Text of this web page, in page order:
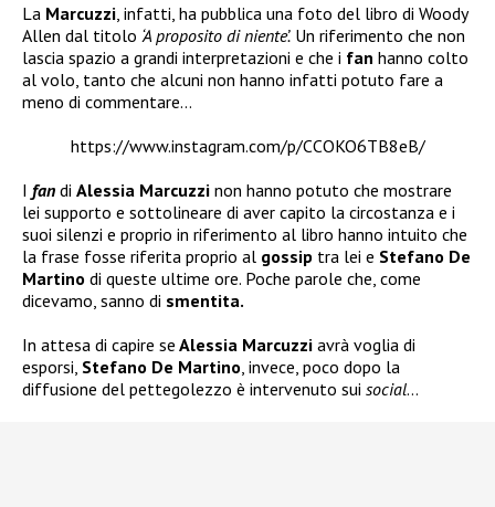
La Marcuzzi , infatti, ha pubblica una foto del libro di Woody
Allen dal titolo ‘A proposito di niente’. Un riferimento che non
lascia spazio a grandi interpretazioni e che i fan hanno colto
al volo, tanto che alcuni non hanno infatti potuto fare a
meno di commentare…
https://www.instagram.com/p/CCOKO6TB8eB/
I fan di Alessia Marcuzzi non hanno potuto che mostrare
lei supporto e sottolineare di aver capito la circostanza e i
suoi silenzi e proprio in riferimento al libro hanno intuito che
la frase fosse riferita proprio al gossip tra lei e Stefano De
Martino di queste ultime ore. Poche parole che, come
dicevamo, sanno di smentita.
In attesa di capire se Alessia Marcuzzi avrà voglia di
esporsi, Stefano De Martino , invece, poco dopo la
diffusione del pettegolezzo è intervenuto sui social…